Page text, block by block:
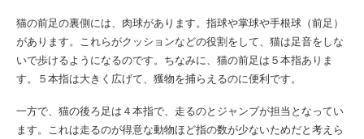
猫の前足の裏側には、肉球があります。指球や掌球や手根球（前足）
があります。これらがクッションなどの役割をして、猫は足音をしな
いで歩けるようになるのです。ちなみに、猫の前足は５本指ありま
す。５本指は大きく広げて、獲物を捕らえるのに便利です。
一方で、猫の後ろ足は４本指で、走るのとジャンプが担当となってい
ます。これは走るのが得意な動物ほど指の数が少ないためだと考えら